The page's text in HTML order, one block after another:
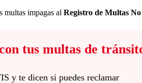
multas impagas al Registro de Multas No
tus multas de
y te dicen si puedes reclamar